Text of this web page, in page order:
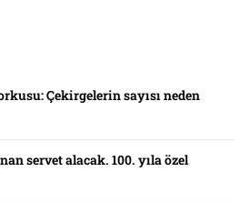
Çekirgelerin sayısı neden
servet alacak. 100. yıla özel